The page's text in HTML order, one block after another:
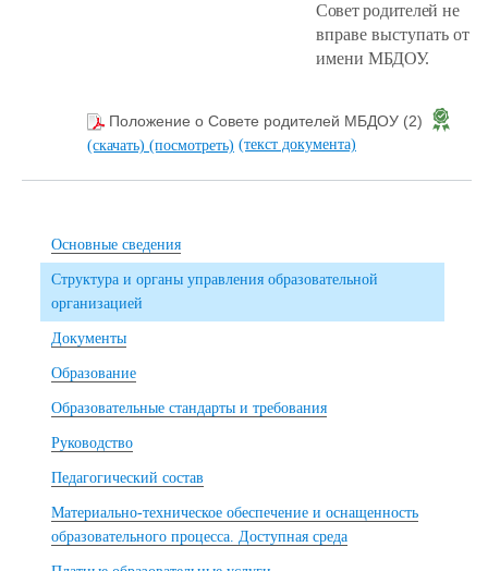
Совет родителей не
вправе выступать от
имени МБДОУ.
Положение о Совете родителей МБДОУ (2)
(скачать) (посмотреть) (текст документа)
Основные сведения
Структура и органы управления образовательной
организацией
Документы
Образование
Образовательные стандарты и требования
Руководство
Педагогический состав
Материально-техническое обеспечение и оснащенность
образовательного процесса. Доступная среда